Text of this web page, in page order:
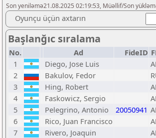
Son yeniləmə21.08.2025 02:19:53, Müəllif/Son
Oyunçu üçün axtarın
Başlanğıc sıralama
No. Ad FideID
1
Diego, Jose Luis
2
Bakulov, Fedor
3
Hing, Robert
4
Faskowicz, Sergio
5
Pelegrino, Antonio 20050941
6
Rico, Juan Francisco
7
Rivero, Joaquin